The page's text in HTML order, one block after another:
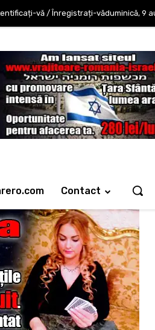
duminică, 9
vă / Înregistrați-vă
Contact